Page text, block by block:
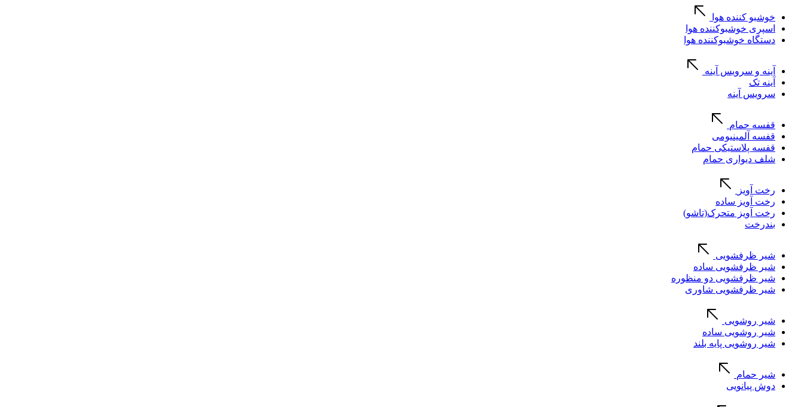
خوشبو کننده هوا
اسپری خوشبوکننده هوا
دستگاه خوشبوکننده هوا
آینه و سرویس آینه
آینه تک
سرویس آینه
قفسه حمام
قفسه آلمینیومی
قفسه پلاستیکی حمام
شلف دیواری حمام
رخت آویز
رخت آویز ساده
رخت آویز متحرک(تاشو)
بندرخت
شیر ظرفشویی
شیر ظرفشویی ساده
شیر ظرفشویی دو منظوره
شیر ظرفشویی شاوری
شیر روشویی
شیر روشویی ساده
شیر روشویی پایه بلند
شیر حمام
دوش پیانویی